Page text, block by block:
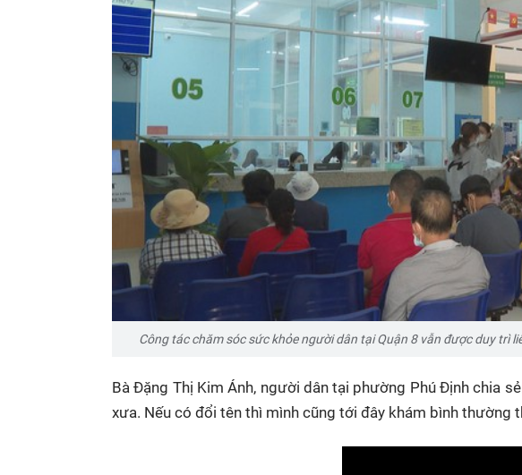
khác
Công tác chăm sóc sức khỏe người dân tại Quận 8 vẫn được duy trì
Bà Đặng Thị Kim Ánh, người dân tại phường Phú Định chia
xưa. Nếu có đổi tên thì mình cũng tới đây khám bình thường